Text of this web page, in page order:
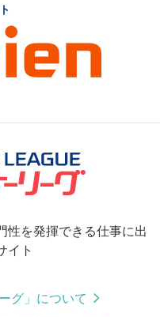
性を発揮できる仕事に出
イト
グ」について